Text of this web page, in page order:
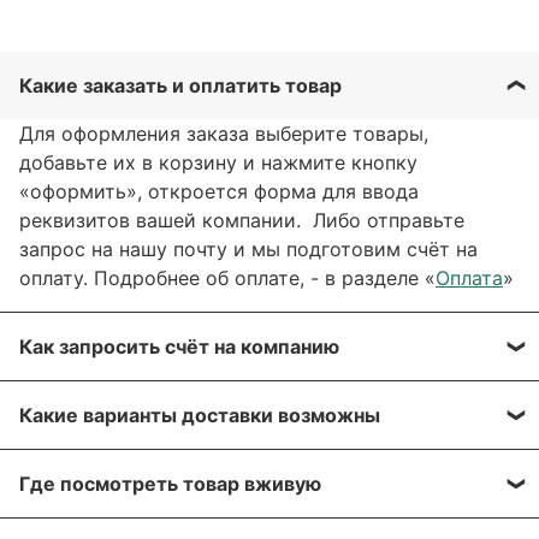
Какие заказать и оплатить товар
Для оформления заказа выберите товары,
добавьте их в корзину и нажмите кнопку
«оформить», откроется форма для ввода
реквизитов вашей компании. Либо отправьте
запрос на нашу почту и мы подготовим счёт на
оплату. Подробнее об оплате, - в разделе «Оплата»
Как запросить счёт на компанию
оформлении заказа, отправить запрос на нашу
почту или через заявку через форму обратной
связи. Мы свяжемся с вами в течение нескольких
Какие варианты доставки возможны
описанные в разделе « Доставка»
самовывоз, доставка курьером, доставка через
Где посмотреть товар вживую